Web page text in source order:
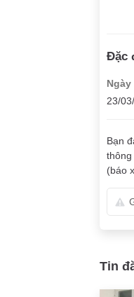
Đặc
23/
Bạn
(báo
Tin